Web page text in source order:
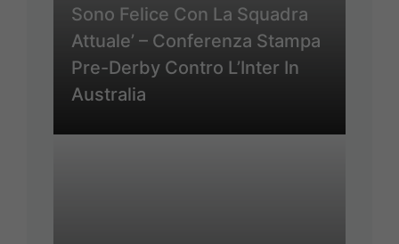
Sono Felice Con La Squadra
Attuale’ – Conferenza Stampa
Pre-Derby Contro L’Inter In
Australia